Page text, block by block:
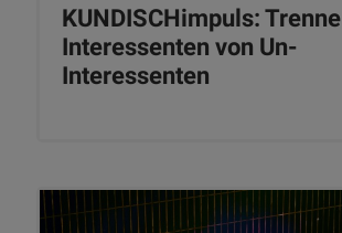
KUNDISCHimpuls: Trenne
Interessenten von Un-
Interessenten